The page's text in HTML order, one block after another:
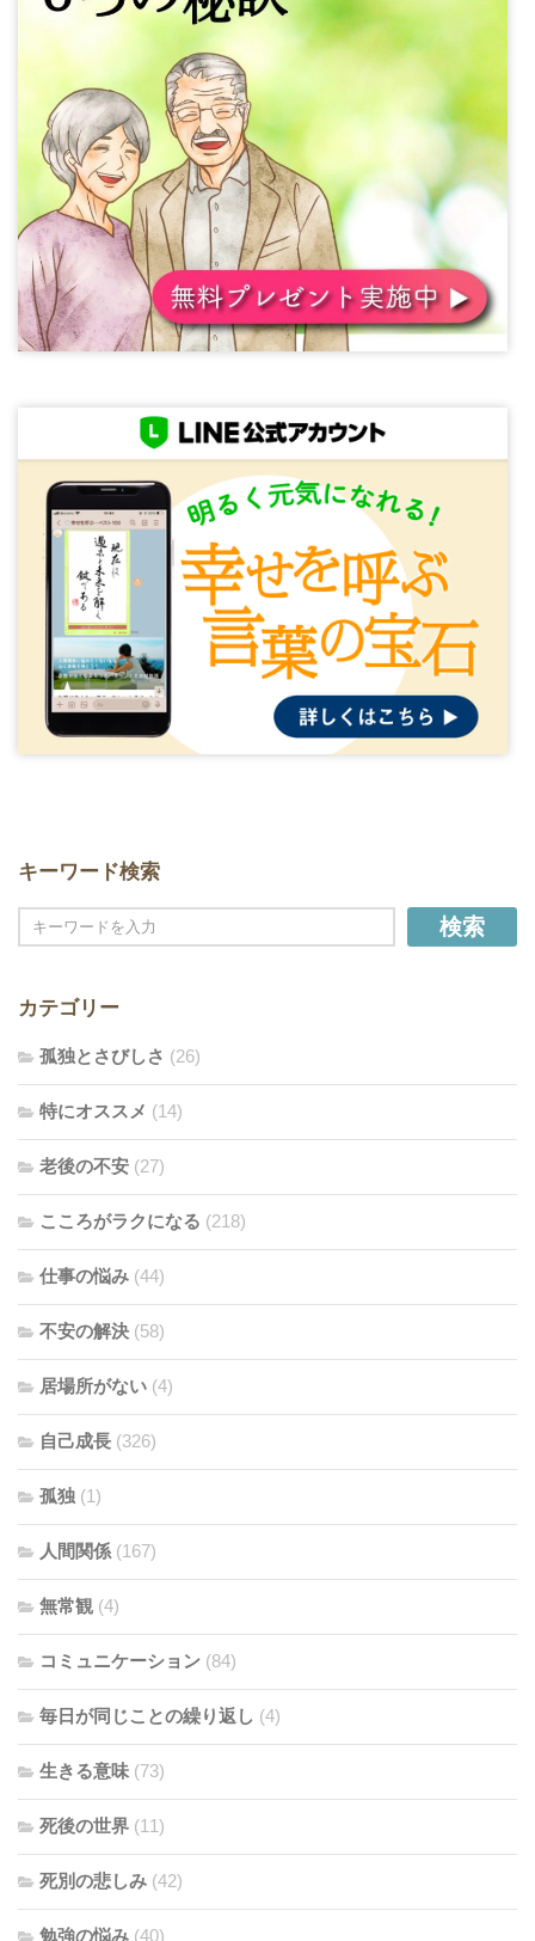
キーワード検索
検索
カテゴリー
孤独とさびしさ (26)
特にオススメ (14)
老後の不安 (27)
こころがラクになる (218)
仕事の悩み (44)
不安の解決 (58)
居場所がない (4)
自己成長 (326)
孤独 (1)
人間関係 (167)
無常観 (4)
コミュニケーション (84)
毎日が同じことの繰り返し (4)
生きる意味 (73)
死後の世界 (11)
死別の悲しみ (42)
勉強の悩み (40)